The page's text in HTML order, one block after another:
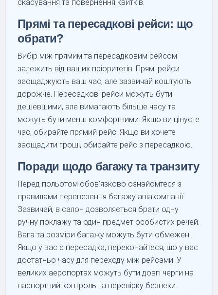
скасування та повернення квитків.
Прямі та пересадкові рейси: що
обрати?
Вибір між прямим та пересадковим рейсом
залежить від ваших пріоритетів. Прямі рейси
заощаджують ваш час, але зазвичай коштують
дорожче. Пересадкові рейси можуть бути
дешевшими, але вимагають більше часу та
можуть бути менш комфортними. Якщо ви цінуєте
час, обирайте прямий рейс. Якщо ви хочете
заощадити гроші, обирайте рейс з пересадкою.
Поради щодо багажу та транзиту
Перед польотом обов'язково ознайомтеся з
правилами перевезення багажу авіакомпанії.
Зазвичай, в салон дозволяється брати одну
ручну поклажу та один предмет особистих речей.
Вага та розміри багажу можуть бути обмежені.
Якщо у вас є пересадка, переконайтеся, що у вас
достатньо часу для переходу між рейсами. У
великих аеропортах можуть бути довгі черги на
паспортний контроль та перевірку безпеки.